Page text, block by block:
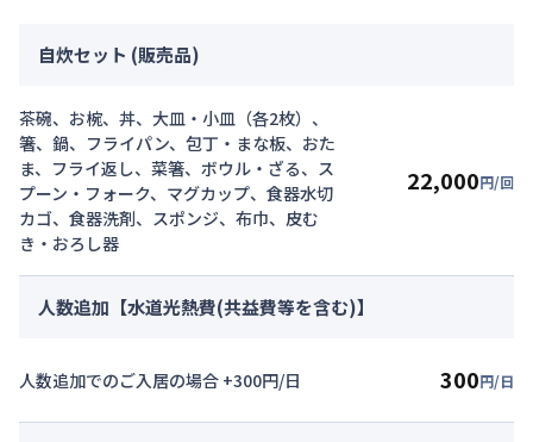
自炊セット (販売品)
茶碗、お椀、丼、大皿・小皿（各2枚）、
箸、鍋、フライパン、包丁・まな板、おた
ま、フライ返し、菜箸、ボウル・ざる、ス
プーン・フォーク、マグカップ、食器水切
カゴ、食器洗剤、スポンジ、布巾、皮む
き・おろし器
22,000円/回
人数追加【水道光熱費(共益費等を含む)】
人数追加でのご入居の場合 +300円/日 300円/日